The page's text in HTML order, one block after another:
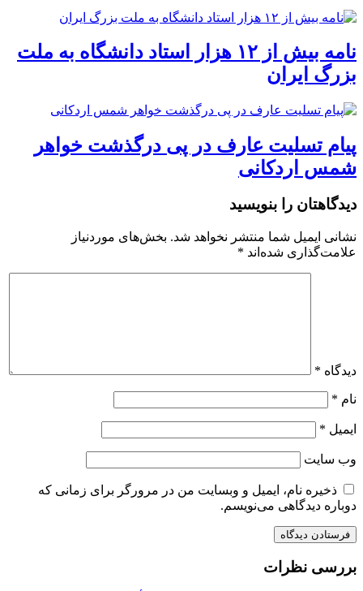
نامه بیش از ۱۲ هزار استاد دانشگاه به ملت
بزرگ ایران
پیام تسلیت عارف در پی درگذشت خواهر
شمس اردکانی
دیدگاهتان را بنویسید
نشانی ایمیل شما منتشر نخواهد شد. بخش‌های موردنیاز
علامت‌گذاری شده‌اند *
دیدگاه *
نام *
ایمیل *
وب‌ سایت
ذخیره نام، ایمیل و وبسایت من در مرورگر برای زمانی که
دوباره دیدگاهی می‌نویسم.
بررسی نظرات